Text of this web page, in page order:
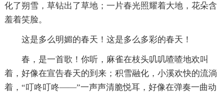
化了朔雪，草钻出了草地；一片春光照耀着大地，花朵含
羞着笑脸。
这是多么明媚的春天！这是多么多彩的春天！
春，是一首歌！你听，麻雀在枝头叽叽喳喳地欢叫
着，好像在宣告春天的到来；积雪融化，小溪欢快的流淌
着，“叮咚叮咚——”一声声清脆悦耳，好像在弹奏一曲动